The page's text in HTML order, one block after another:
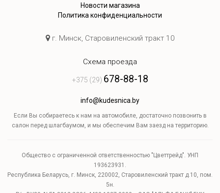
Новости магазина
Политика конфиденциальности
г. Минск, Старовиленский тракт 10
Схема проезда
+375 (29) 678-88-18
info@kudesnica.by
Если Вы собираетесь к нам на автомобиле, достаточно позвонить в
салон перед шлагбаумом, и мы обеспечим Вам заезд на территорию.
Общество с ограниченной ответственностью "Цветтрейд". УНП
193623931.
Республика Беларусь, г. Минск, 220002, Старовиленский тракт д.10, пом.
5н.